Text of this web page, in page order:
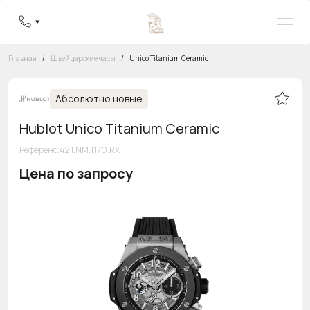
Бесплатная горячая линия 8 800 555-95-99
Главная / Швейцарские часы / Unico Titanium Ceramic
Абсолютно новые
Hublot Unico Titanium Ceramic
Референс:421.NM.1170.RX
Цена по запросу